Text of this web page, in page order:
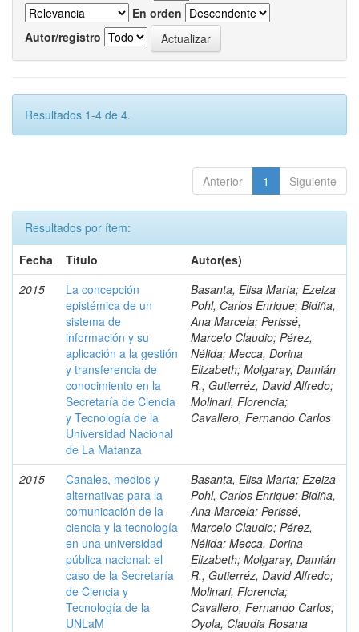
En orden
Autor/registro
Resultados 1-4 de 4.
Anterior 1 Siguiente
Resultados por ítem:
Fecha
Título
Autor(es)
2015
La concepción
epistémica de un
sistema de
información y su
aplicación a la gestión
y transferencia de
conocimiento en la
Secretaría de Ciencia
y Tecnología de la
Universidad Nacional
de La Matanza
Basanta, Elisa Marta; Ezeiza
Pohl, Carlos Enrique; Bidiña,
Ana Marcela; Perissé,
Marcelo Claudio; Pérez,
Nélida; Mecca, Dorina
Elizabeth; Molgaray, Damián
R.; Gutierréz, David Alfredo;
Molinari, Florencia;
Cavallero, Fernando Carlos
2015
Canales, medios y
alternativas para la
comunicación de la
ciencia y la tecnología
en una universidad
pública nacional: el
caso de la Secretaría
de Ciencia y
Tecnología de la
UNLaM
Basanta, Elisa Marta; Ezeiza
Pohl, Carlos Enrique; Bidiña,
Ana Marcela; Perissé,
Marcelo Claudio; Pérez,
Nélida; Mecca, Dorina
Elizabeth; Molgaray, Damián
R.; Gutierréz, David Alfredo;
Molinari, Florencia;
Cavallero, Fernando Carlos;
Oyola, Claudia Rosana